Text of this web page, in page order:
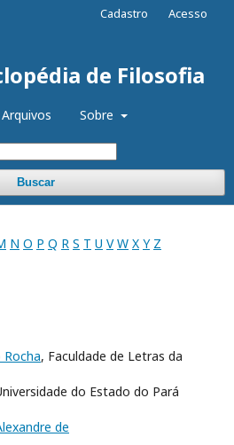
de Filosofia
Arquivos Sobre
Buscar
Cadastro Acesso
N O P Q R S T U V W X Y Z
, Faculdade de Letras da
do Estado do Pará
de